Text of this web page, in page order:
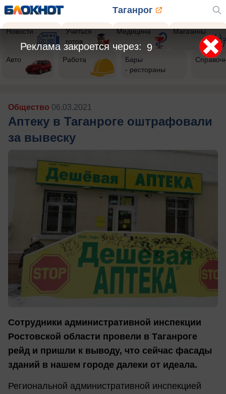
Таганрог
Новости
Учиться
готов
Медицина Магазины
Авто Работа
Бары
- рестораны
Общество 06.03.2021
Аптеку в Таганроге оштрафовали
за вывеску
Сотрудники административной инспекции
Ростовской области провели в Таганроге
рейд и пришли к выводу, что сейчас фасады
зданий в нашем городе далеки от идеала.
Региональной административной инспекцией
7
Реклама закроется через: